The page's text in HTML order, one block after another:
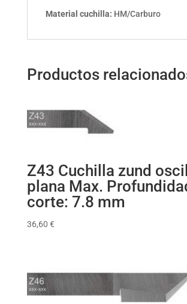
Material cuchilla: HM/Carburo
Productos
Z43 Cuchilla zund
plana Max.
corte: 7.8 mm
36,60 €